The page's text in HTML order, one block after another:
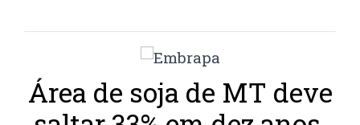
Área de soja de MT deve